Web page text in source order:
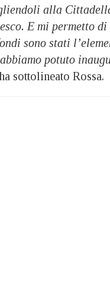
alla
E mi permetto
sono stati
potuto
sottolineato Rossa.